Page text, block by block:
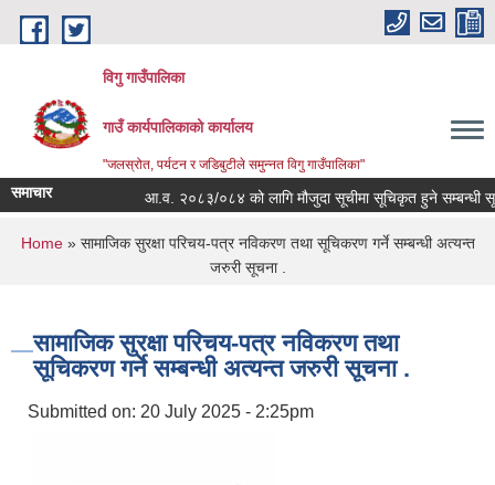
Skip to main content
विगु गाउँपालिका
गाउँ कार्यपालिकाको कार्यालय
"जलस्रोत, पर्यटन र जडिबुटीले समुन्नत विगु गाउँपालिका"
समाचार आ.व. २०८३/०८४ को लागि मौजुदा सूचीमा सूचिकृत हुने सम्बन्धी सूचना
You are here
Home» सामाजिक सुरक्षा परिचय-पत्र नविकरण तथा सूचिकरण गर्ने सम्बन्धी अत्यन्त
जरुरी सूचना .
सामाजिक सुरक्षा परिचय-पत्र नविकरण तथा
सूचिकरण गर्ने सम्बन्धी अत्यन्त जरुरी सूचना .
Submitted on: 20 July 2025 - 2:25pm